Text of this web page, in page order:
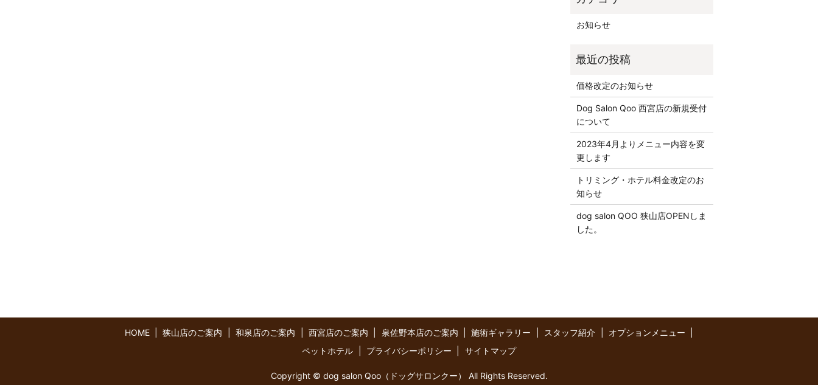
お知らせ
価格改定のお知らせ
Dog Salon Qoo 西宮店の新規受付
について
2023年4月よりメニュー内容を変
更します
トリミング・ホテル料金改定のお
知らせ
dog salon QOO 狭山店OPENしま
した。
HOME 狭山店のご案内 和泉店のご案内 西宮店のご案内 泉佐野本店のご案内 施術ギャラリー スタッフ紹介
オプションメニュー
ペットホテル
プライバシーポリシー サイトマップ
Copyright © dog salon Qoo（ドッグサロンクー） All Rights Reserved.